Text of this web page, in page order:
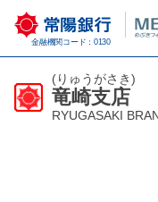
金融機関コード：0130
(りゅうがさき)
竜崎支店
RYUGASAKI